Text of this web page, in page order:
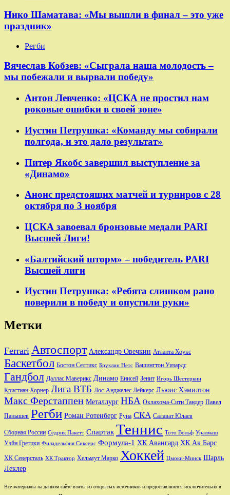
Нико Шаматава: «Мы вышли в финал – это уже
праздник»
Регби
Вячеслав Кобзев: «Сыграла наша молодость –
мы побежали и вырвали победу»
Антон Левченко: «ЦСКА не простил нам
роковые ошибки в своей зоне»
Иустин Петрушка: «Команду мы собирали
полгода, и это дало результат»
Питер Якобс завершил выступление за
«Динамо»
Анонс предстоящих матчей и турниров с 28
октября по 3 ноября
ЦСКА завоевал бронзовые медали PARI
Высшей Лиги!
«Балтийский шторм» – победитель PARI
Высшей лиги
Иустин Петрушка: «Ребята слишком рано
поверили в победу и опустили руки»
Метки
Ferrari Автоспорт Александр Овечкин Атланта Хоукс
Баскетбол Бостон Селтикс Бруклин Нетс Вашингтон Уизардс
Гандбол Даллас Маверикс Динамо Енисей Зенит Игорь Шестеркин
Кристиан Хорнер Лига ВТБ Лос-Анджелес Лейкерс Льюис Хэмилтон
Макс Ферстаппен Металлург НБА Оклахома-Сити Тандер Павел
Панышев Регби Роман Ротенберг Руна СКА Салават Юлаев
Сборная России Седрик Пакетт Спартак Теннис Тото Вольф Уралмаш
Уэйн Гретцки Филадельфия Сиксерс Формула-1 ХК Авангард ХК Ак Барс
ХК Северсталь ХК Трактор Хельмут Марко Хоккей Цмоки-Минск Шарль
Леклер
Все материалы на данном сайте взяты из открытых источников и предоставляются исключительно в